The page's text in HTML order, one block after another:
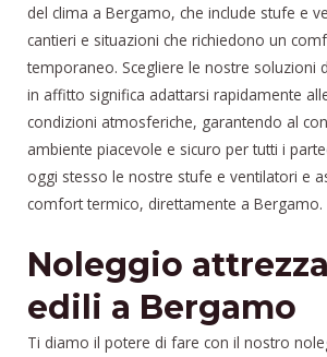
del clima a Bergamo, che include stufe e
cantieri e situazioni che richiedono un
temporaneo. Scegliere le nostre soluzioni
in affitto significa adattarsi rapidamente
condizioni atmosferiche, garantendo al
ambiente piacevole e sicuro per tutti i
oggi stesso le nostre stufe e ventilatori e
comfort termico, direttamente a Bergamo.
Noleggio
edili a Bergamo
Ti diamo il potere di fare con il nostro